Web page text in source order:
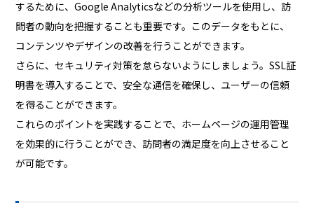
するために、Google Analyticsなどの分析ツールを使用し、訪
問者の動向を把握することも重要です。このデータをもとに、
コンテンツやデザインの改善を行うことができます。
さらに、セキュリティ対策を怠らないようにしましょう。SSL証
明書を導入することで、安全な通信を確保し、ユーザーの信頼
を得ることができます。
これらのポイントを実践することで、ホームページの運用管理
を効果的に行うことができ、訪問者の満足度を向上させること
が可能です。